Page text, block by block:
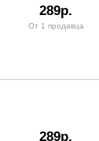
289р.
От 1 продавца
289р.